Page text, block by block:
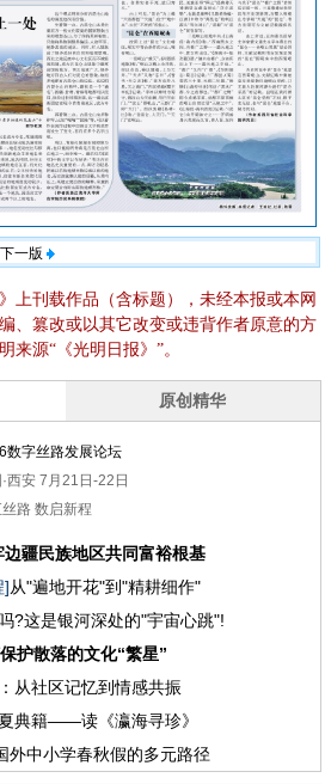
下一版
上刊载作品（含标题），未经本报或本网
、篡改或以其它改变或违背作者原意的方
来源“《光明日报》”。